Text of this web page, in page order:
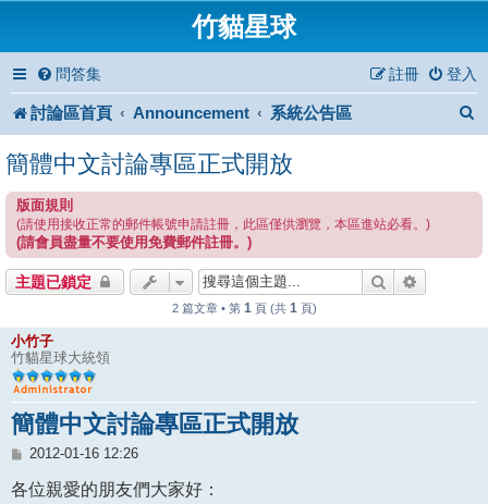
竹貓星球
問答集 登入
註冊
討論區首頁 Announcement 系統公告區
簡體中文討論專區正式開放
版面規則
(請使用接收正常的郵件帳號申請註冊，此區僅供瀏覽，本區進站必看。)
(請會員盡量不要使用免費郵件註冊。)
主題已鎖定 搜尋
2 篇文章 • 第 1 頁 (共 1 頁)
小竹子
竹貓星球大統領
簡體中文討論專區正式開放
文
2012-01-16 12:26
各位親愛的朋友們大家好：